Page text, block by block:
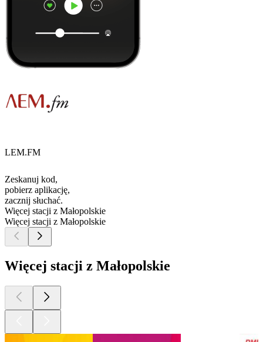
LEM.FM
Zeskanuj kod,
pobierz aplikację,
zacznij słuchać.
Więcej stacji z Małopolskie
Więcej stacji z Małopolskie
Więcej stacji z Małopolskie